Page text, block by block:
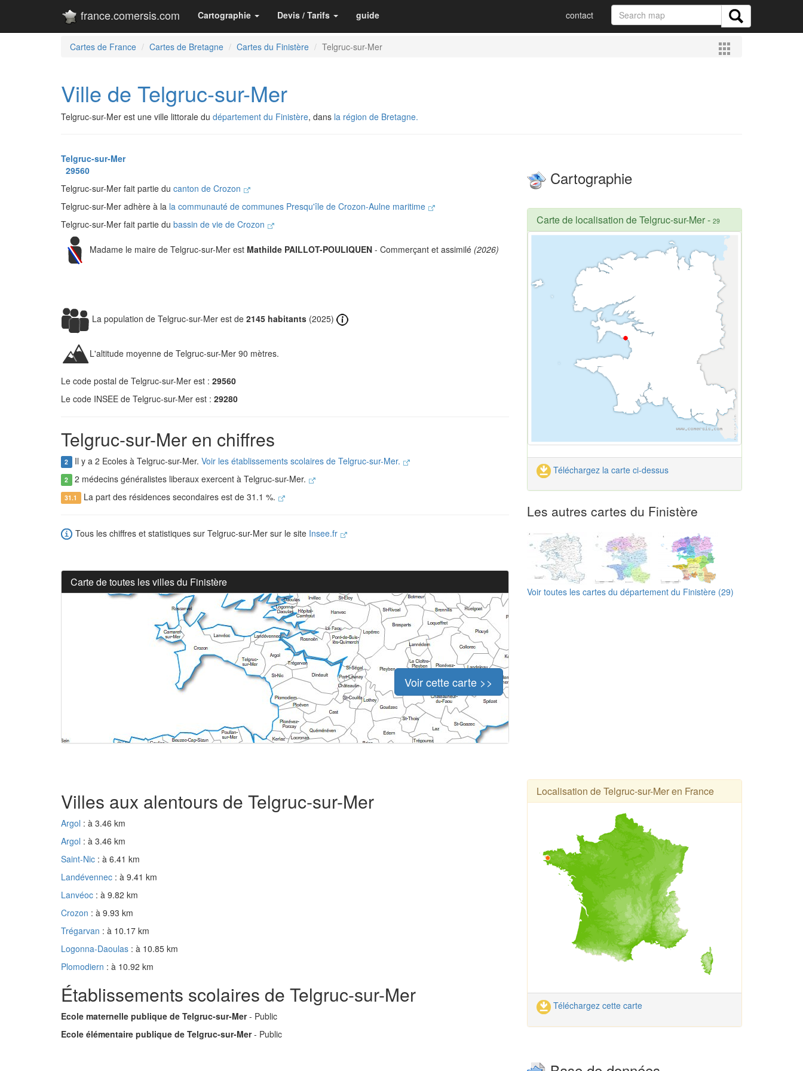
france.comersis.com Cartographie Devis / Tarifs guide contact
Cartes de France Cartes de Bretagne Cartes du Finistère Telgruc-sur-Mer
Ville de Telgruc-sur-Mer
Telgruc-sur-Mer est une ville littorale du département du Finistère, dans la région de Bretagne.
Telgruc-sur-Mer
29560
Telgruc-sur-Mer fait partie du canton de Crozon
Telgruc-sur-Mer adhère à la la communauté de communes Presqu'île de Crozon-Aulne maritime
Telgruc-sur-Mer fait partie du bassin de vie de Crozon
Madame le maire de Telgruc-sur-Mer est Mathilde PAILLOT-POULIQUEN - Commerçant et assimilé (2026)
La population de Telgruc-sur-Mer est de 2145 habitants (2025)
L'altitude moyenne de Telgruc-sur-Mer 90 mètres.
Le code postal de Telgruc-sur-Mer est : 29560
Le code INSEE de Telgruc-sur-Mer est : 29280
Telgruc-sur-Mer en chiffres
2 Il y a 2 Ecoles à Telgruc-sur-Mer. Voir les établissements scolaires de Telgruc-sur-Mer.
2 2 médecins généralistes liberaux exercent à Telgruc-sur-Mer.
31.1 La part des résidences secondaires est de 31.1 %.
Tous les chiffres et statistiques sur Telgruc-sur-Mer sur le site Insee.fr
Carte de toutes les villes du Finistère
Voir cette carte >>
Cartographie
Carte de localisation de Telgruc-sur-Mer- 29
Téléchargez la carte ci-dessus
Les autres cartes du Finistère
Voir toutes les cartes du département du Finistère (29)
Villes aux alentours de Telgruc-sur-Mer
Argol : à 3.46 km
Argol : à 3.46 km
Saint-Nic : à 6.41 km
Landévennec : à 9.41 km
Lanvéoc : à 9.82 km
Crozon : à 9.93 km
Trégarvan : à 10.17 km
Logonna-Daoulas : à 10.85 km
Plomodiern : à 10.92 km
Établissements scolaires de Telgruc-sur-Mer
Ecole maternelle publique de Telgruc-sur-Mer- Public
Ecole élémentaire publique de Telgruc-sur-Mer- Public
Localisation de Telgruc-sur-Mer en France
Téléchargez cette carte